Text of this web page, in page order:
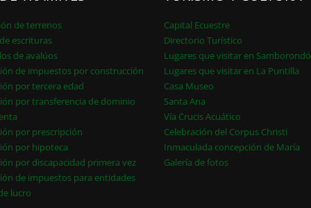
de terrenos
escrituras
de avalúos
de impuestos por construcción
por tercera edad
por transferencia de dominio
por prescripción
por hipoteca
por discapacidad primera vez
de impuestos para entidades
lucro
Capital Ecuestre
Directorio Turístico
Lugares que visitar en
Lugares que visitar en La Puntilla
Casa Museo
Santa Ana
Vía Crucis Acuático
Celebración del Corpus Christi
Inmaculada concepción de María
Galería de fotos